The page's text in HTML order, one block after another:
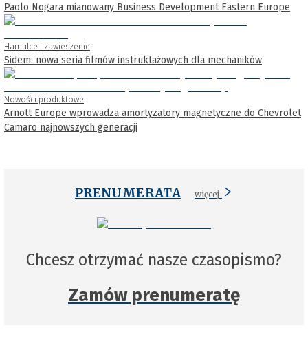
Paolo Nogara mianowany Business Development Eastern Europe
Hamulce i zawieszenie
Sidem: nowa seria filmów instruktażowych dla mechaników
Nowości produktowe
Arnott Europe wprowadza amortyzatory magnetyczne do Chevrolet
Camaro najnowszych generacji
PRENUMERATA więcej
Chcesz otrzymać nasze czasopismo?
Zamów prenumeratę